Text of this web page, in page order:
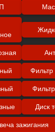
Диск
зажигания